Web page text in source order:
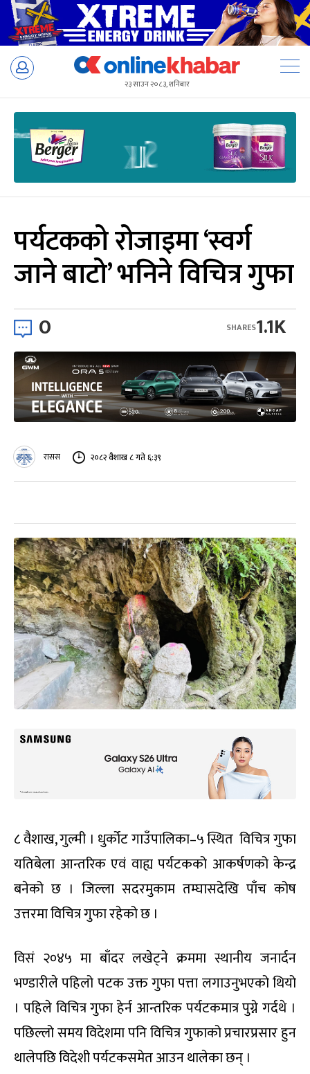
Skip
२३ साउन २०८३, शनिबार
पर्यटकको रोजाइमा ‘स्वर्ग
जाने बाटो’ भनिने विचित्र गुफा
0 1.1K
SHARES
रासस २०८२ वैशाख ८ गते ६:३९
८ वैशाख, गुल्मी । धुर्कोट गाउँपालिका–५ स्थित विचित्र गुफा
यतिबेला आन्तरिक एवं वाह्य पर्यटकको आकर्षणको केन्द्र
बनेको छ । जिल्ला सदरमुकाम तम्घासदेखि पाँच कोष
उत्तरमा विचित्र गुफा रहेको छ ।
विसं २०४५ मा बाँदर लखेट्ने क्रममा स्थानीय जनार्दन
भण्डारीले पहिलो पटक उक्त गुफा पत्ता लगाउनुभएको थियो
। पहिले विचित्र गुफा हेर्न आन्तरिक पर्यटकमात्र पुग्ने गर्दथे ।
पछिल्लो समय विदेशमा पनि विचित्र गुफाको प्रचारप्रसार हुन
थालेपछि विदेशी पर्यटकसमेत आउन थालेका छन् ।